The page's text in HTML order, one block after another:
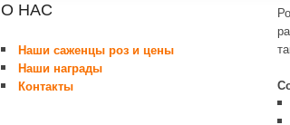
О НАС
Наши саженцы роз и цены
Наши награды
Контакты